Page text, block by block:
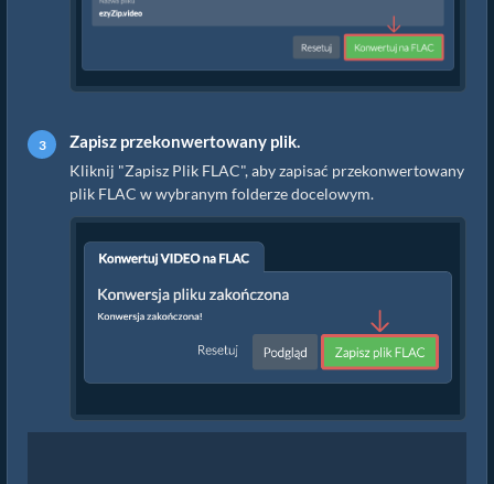
Zapisz przekonwertowany plik.
Kliknij "Zapisz Plik FLAC", aby zapisać przekonwertowany
plik FLAC w wybranym folderze docelowym.